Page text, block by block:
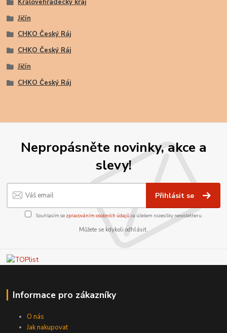
Královehradecký kraj
Jičín
CHKO Český Ráj
CHKO Český Ráj
Jičín
CHKO Český Ráj
Nepropásněte novinky, akce a
slevy!
Přihlásit se
Souhlasím se zpracováním osobních údajůza účelem rozesílky newsletteru.
Můžete se kdykoli odhlásit.
Informace pro zákazníky
O nás
Jak nakupovat